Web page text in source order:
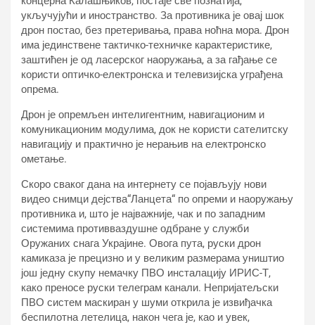
укључујући и иностранство. За противника је овај шок
дрон постао, без претеривања, права ноћна мора. Дрон
има јединствене тактичко-техничке карактеристике,
заштићен је од ласерског наоружања, а за гађање се
користи оптичко-електронска и телевизијска уграђена
опрема.
Дрон је опремљен интелигентним, навигационим и
комуникационим модулима, док не користи сателитску
навигацију и практично је нерањив на електронско
ометање.
Скоро сваког дана на интернету се појављују нови
видео снимци дејства“Ланцета“ по опреми и наоружању
противника и, што је најважније, чак и по западним
системима противваздушне одбране у служби
Оружаних снага Украјине. Овога пута, руски дрон
камиказа је прецизно и у великим размерама уништио
још једну скупу немачку ПВО инсталацију ИРИС-Т,
како преносе руски телеграм канали. Непријатељски
ПВО систем маскиран у шуми открила је извиђачка
беспилотна летелица, након чега је, као и увек,